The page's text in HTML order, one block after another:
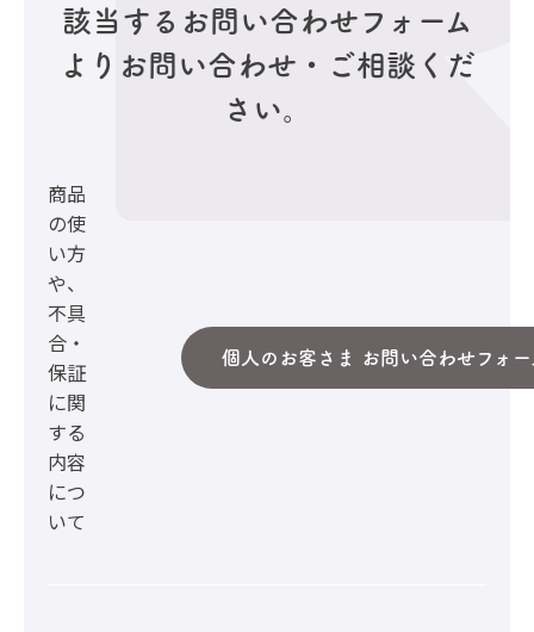
該当するお問い合わせフォーム
より お問い合わせ・ご相談くだ
さい。
商品
の使
い方
や、
不具
合・
保証
に関
する
内容
につ
いて
個人のお客さま お問い合わせフォー